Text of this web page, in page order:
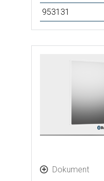
953131
Dokument